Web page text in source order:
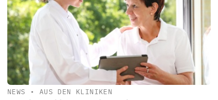
NEWS • AUS DEN KLINIKEN